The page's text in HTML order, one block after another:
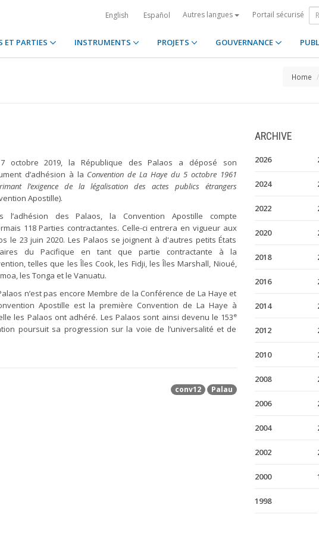
English Español Autres langues Portail sécurisé
ET PARTIES INSTRUMENTS PROJETS GOUVERNANCE
Home
octobre 2019, la République des Palaos a déposé son
d’adhésion à la Convention de La Haye du 5 octobre 1961
l’exigence de la légalisation des actes publics étrangers
Apostille).
l’adhésion des Palaos, la Convention Apostille compte
118 Parties contractantes. Celle-ci entrera en vigueur aux
le 23 juin 2020. Les Palaos se joignent à d'autres petits États
du Pacifique en tant que partie contractante à la
telles que les Îles Cook, les Fidji, les Îles Marshall, Nioué,
les Tonga et le Vanuatu.
n’est pas encore Membre de la Conférence de La Haye et
Apostille est la première Convention de La Haye à
les Palaos ont adhéré. Les Palaos sont ainsi devenu le 153e
poursuit sa progression sur la voie de l’universalité et de
conv12 Palau
ARCHIVE
2026
2024
2022
2020
2018
2016
2014
2012
2010
2008
2006
2004
2002
2000
1998